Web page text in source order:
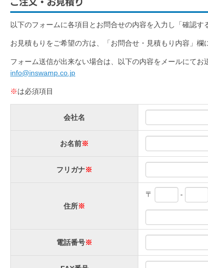
以下のフォームに各項目とお問合せの内容を入力し「確認す
お見積もりをご希望の方は、「お問合せ・見積もり内容」欄
フォーム送信が出来ない場合は、以下の内容をメールにてお
info@inswamp.co.jp
※は必須項目
会社名
お名前※
フリガナ※
住所※
〒 -
電話番号※